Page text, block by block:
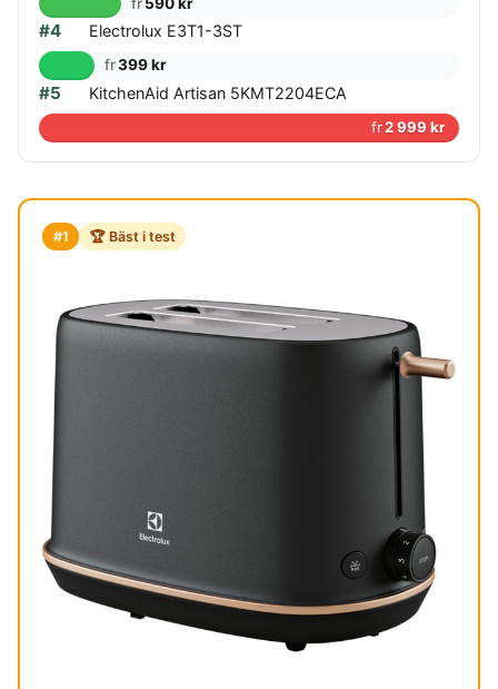
#4 Electrolux E3T1-3ST
fr399 kr
#5 KitchenAid Artisan 5KMT2204ECA
fr2 999 kr
#1 🏆 Bäst i test